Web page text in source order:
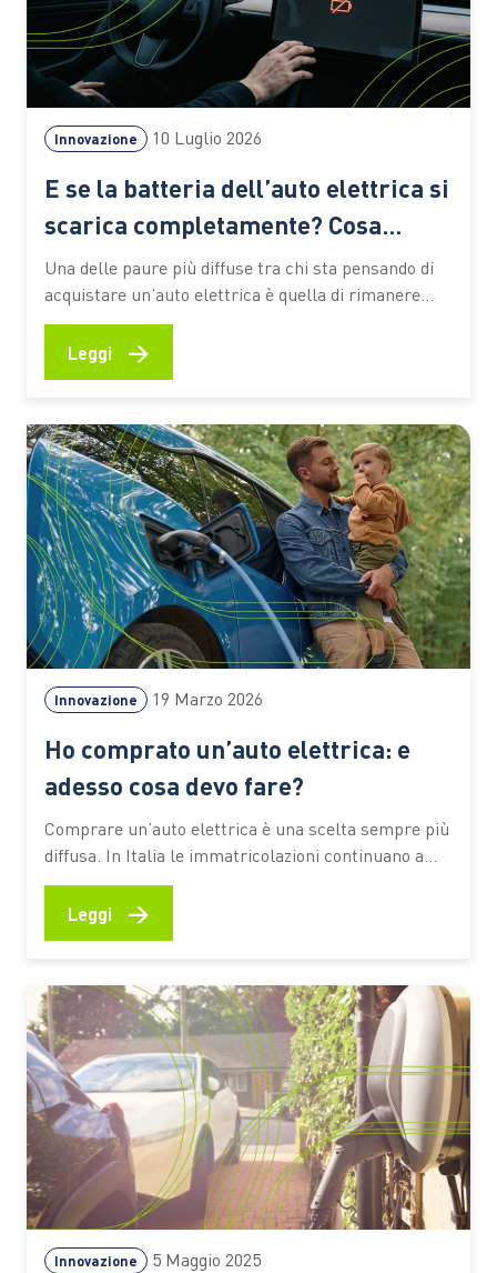
Innovazione 10 Luglio 2026
E se la batteria dell’auto elettrica si
scarica completamente? Cosa
succede davvero
Una delle paure più diffuse tra chi sta pensando di
acquistare un’auto elettrica è quella di rimanere
improvvisamente senza energia durante un viaggio.
È una preoccupazione comprensibile: con un’auto a
immaginano scenari complicati e il…
Leggi →
Innovazione 19 Marzo 2026
Ho comprato un’auto elettrica: e
adesso cosa devo fare?
Comprare un’auto elettrica è una scelta sempre più
diffusa. In Italia le immatricolazioni continuano a
crescere e l’offerta di modelli aumenta
rapidamente, rendendo la mobilità elettrica
domanda molto concreta: una volta acquistata l’auto
elettrica,…
Leggi →
Innovazione 5 Maggio 2025